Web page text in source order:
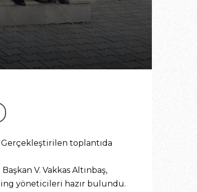
toplantıda
V. Vakkas Altınbaş,
yöneticileri hazır bulundu.